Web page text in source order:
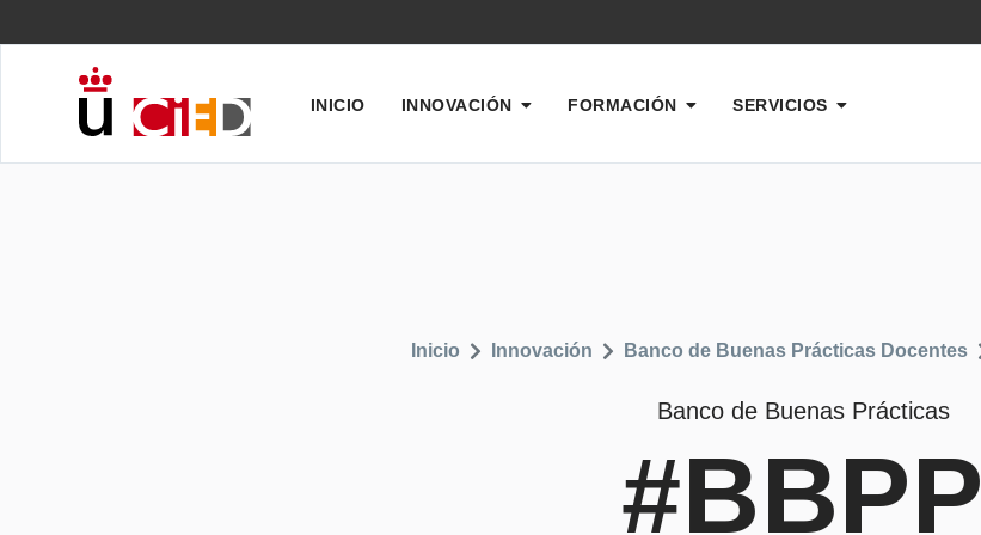
INICIO INNOVACIÓN FORMACIÓN SERVICIOS
#BBPP
Banco de Buenas Prácticas
Inicio Innovación Banco de Buenas Prácticas Docentes